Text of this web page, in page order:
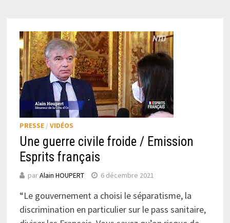
PRESSE/ VIDÉOS
Une guerre civile froide / Emission
Esprits français
parAlain HOUPERT 6 décembre 2021
“Le gouvernement a choisi le séparatisme, la
discrimination en particulier sur le pass sanitaire,